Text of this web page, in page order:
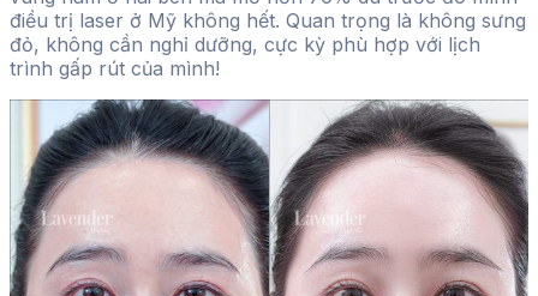
điều trị laser ở Mỹ không hết. Quan trọng là không sưng
đỏ, không cần nghỉ dưỡng, cực kỳ phù hợp với lịch
trình gấp rút của mình!